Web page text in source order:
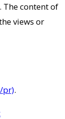
The content of
views or
pr).